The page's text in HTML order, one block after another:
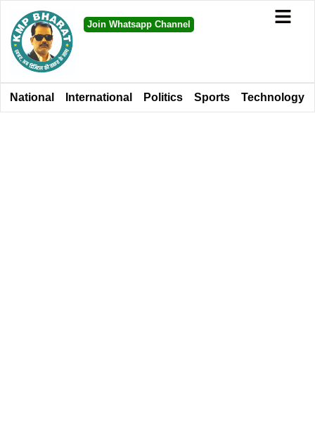
Join Whatsapp Channel
National International Politics Sports Technology